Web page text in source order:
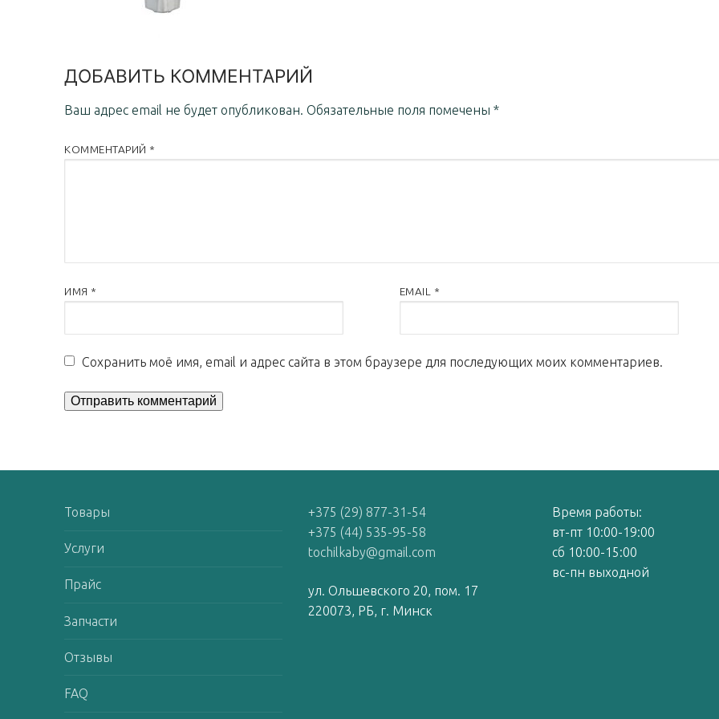
ДОБАВИТЬ КОММЕНТАРИЙ
Ваш адрес email не будет опубликован. Обязательные поля помечены *
КОММЕНТАРИЙ *
ИМЯ * EMAIL *
Сохранить моё имя, email и адрес сайта в этом браузере для последующих моих комментариев.
Товары
Услуги
Прайс
Запчасти
Отзывы
FAQ
+375 (29) 877-31-54
+375 (44) 535-95-58
tochilkaby@gmail.com
ул. Ольшевского 20, пом. 17
220073, РБ, г. Минск
Время работы:
вт-пт 10:00-19:00
сб 10:00-15:00
вс-пн выходной